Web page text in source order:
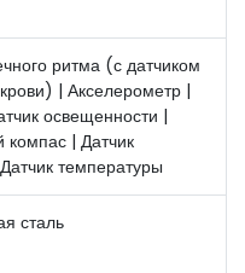
ритма (с датчиком
| Акселерометр |
освещенности |
компас | Датчик
температуры
сталь